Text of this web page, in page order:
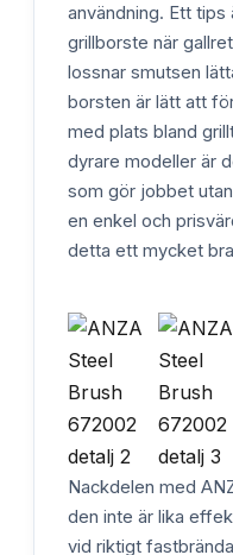
användning. Ett tips
grillborste när
lossnar smutsen
borsten är lätt att
med plats bland
dyrare modeller är
som gör jobbet
en enkel och
detta ett mycket
Nackdelen med
den inte är lika
vid riktigt